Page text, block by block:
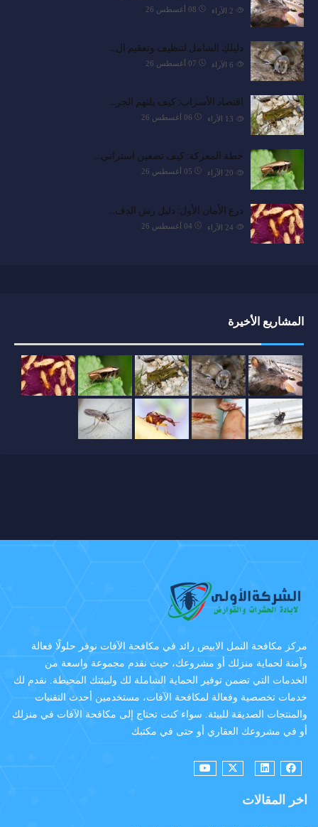
08 أغسطس 26 الآراء
دليلكِ الشامل لتنظيف وتعقيم ال…
07 أغسطس 26 الآراء
اقتصاد الأسراب: كيف يلتهم الجر…
06 أغسطس 26 الآراء
خطة المعركة: كيف تضعين استراتي…
05 أغسطس 26 الآراء
درع الأمان الأول: دليل رش الدف…
04 أغسطس 26 الآراء
المشاريع الأخيرة
مركز مكافحة النمل الابيض رائد في مكافحة الآفات نوفر حلولًا فعالة
وآمنة لحماية منزلك أو مشروعك، حيث نقدم مجموعة واسعة من
الخدمات التي تضمن توفير الحماية الشاملة لك ولبيئتك المحيطة. نقدم لك
خدمات تخصصية وفعالة لمكافحة الآفات، مستخدمين أحدث التقنيات
والمنتجات الصديقة للبيئة. سواء كنت تحتاج إلى مكافحة الآفات في منزلك
أو في مشروعك العقاري أو حتى في مكتبك
اخر المقالات